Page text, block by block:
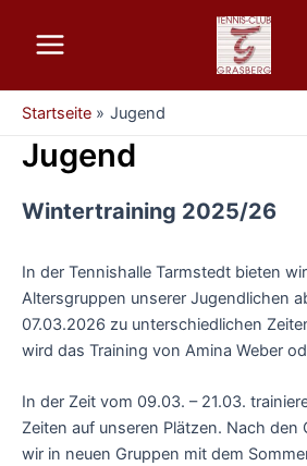
Inhalt
Menu
Startseite Jugend
Jugend
Wintertraining 2025/26
In der Tennishalle Tarmstedt bieten
Altersgruppen unserer Jugendlichen
07.03.2026 zu unterschiedlichen
wird das Training von Amina Weber
In der Zeit vom 09.03. – 21.03.
Zeiten auf unseren Plätzen. Nach den
wir in neuen Gruppen mit dem